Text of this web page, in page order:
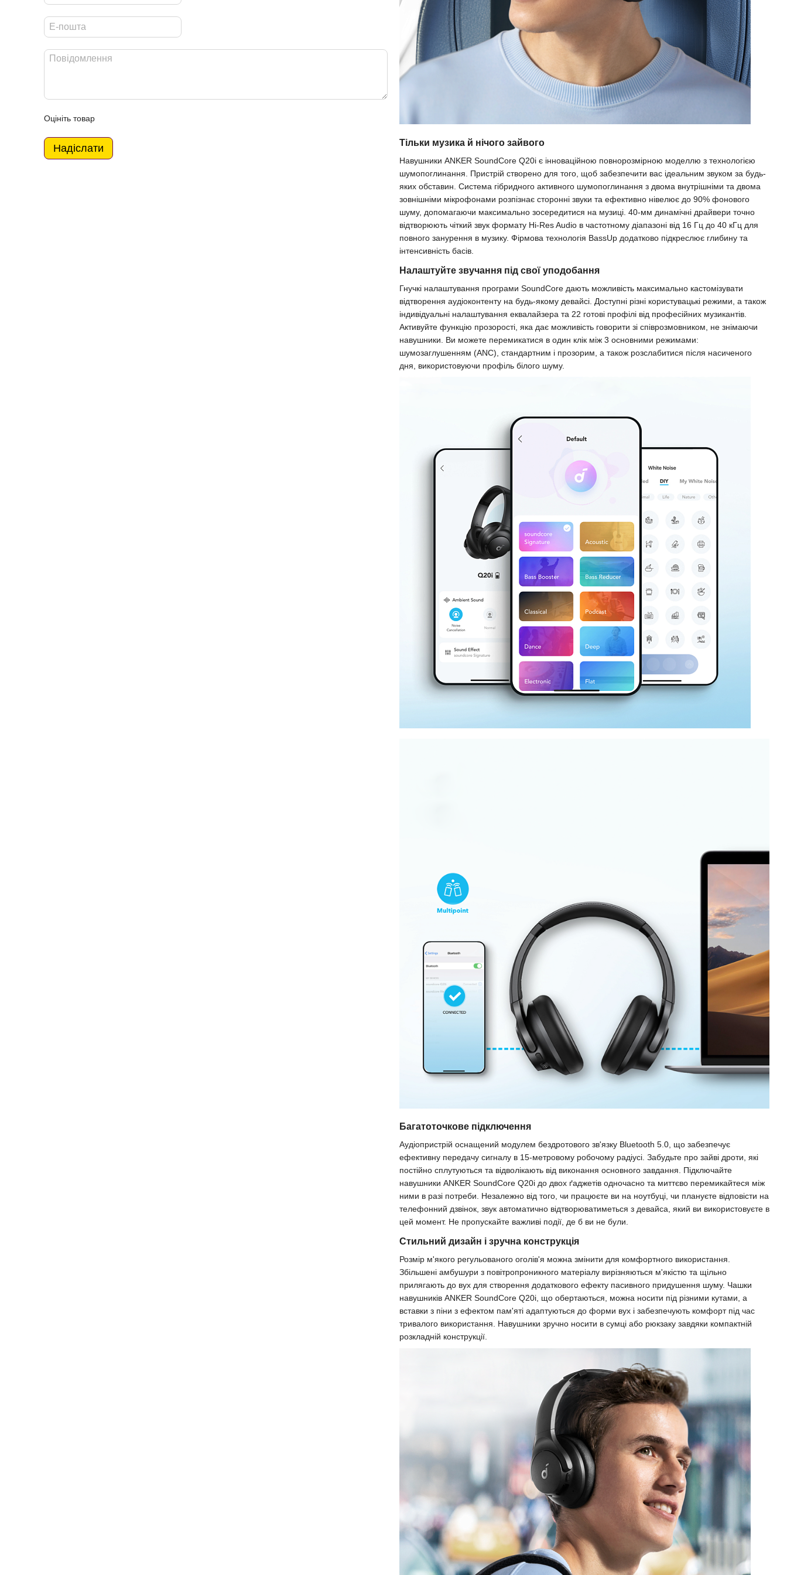
Оцініть товар
Надіслати Тільки музика й нічого зайвого
Навушники ANKER SoundCore Q20i є інноваційною повнорозмірною моделлю з технологією
шумопоглинання. Пристрій створено для того, щоб забезпечити вас ідеальним звуком за будь-
яких обставин. Система гібридного активного шумопоглинання з двома внутрішніми та двома
зовнішніми мікрофонами розпізнає сторонні звуки та ефективно нівелює до 90% фонового
шуму, допомагаючи максимально зосередитися на музиці. 40-мм динамічні драйвери точно
відтворюють чіткий звук формату Hi-Res Audio в частотному діапазоні від 16 Гц до 40 кГц для
повного занурення в музику. Фірмова технологія BassUp додатково підкреслює глибину та
інтенсивність басів.
Налаштуйте звучання під свої уподобання
Гнучкі налаштування програми SoundCore дають можливість максимально кастомізувати
відтворення аудіоконтенту на будь-якому девайсі. Доступні різні користувацькі режими, а також
індивідуальні налаштування еквалайзера та 22 готові профілі від професійних музикантів.
Активуйте функцію прозорості, яка дає можливість говорити зі співрозмовником, не знімаючи
навушники. Ви можете перемикатися в один клік між 3 основними режимами:
шумозаглушенням (ANC), стандартним і прозорим, а також розслабитися після насиченого
дня, використовуючи профіль білого шуму.
Багатоточкове підключення
Аудіопристрій оснащений модулем бездротового зв'язку Bluetooth 5.0, що забезпечує
ефективну передачу сигналу в 15-метровому робочому радіусі. Забудьте про зайві дроти, які
постійно сплутуються та відволікають від виконання основного завдання. Підключайте
навушники ANKER SoundCore Q20i до двох ґаджетів одночасно та миттєво перемикайтеся між
ними в разі потреби. Незалежно від того, чи працюєте ви на ноутбуці, чи плануєте відповісти на
телефонний дзвінок, звук автоматично відтворюватиметься з девайса, який ви використовуєте в
цей момент. Не пропускайте важливі події, де б ви не були.
Стильний дизайн і зручна конструкція
Розмір м'якого регульованого оголів'я можна змінити для комфортного використання.
Збільшені амбушури з повітропроникного матеріалу вирізняються м'якістю та щільно
прилягають до вух для створення додаткового ефекту пасивного придушення шуму. Чашки
навушників ANKER SoundCore Q20i, що обертаються, можна носити під різними кутами, а
вставки з піни з ефектом пам'яті адаптуються до форми вух і забезпечують комфорт під час
тривалого використання. Навушники зручно носити в сумці або рюкзаку завдяки компактній
розкладній конструкції.